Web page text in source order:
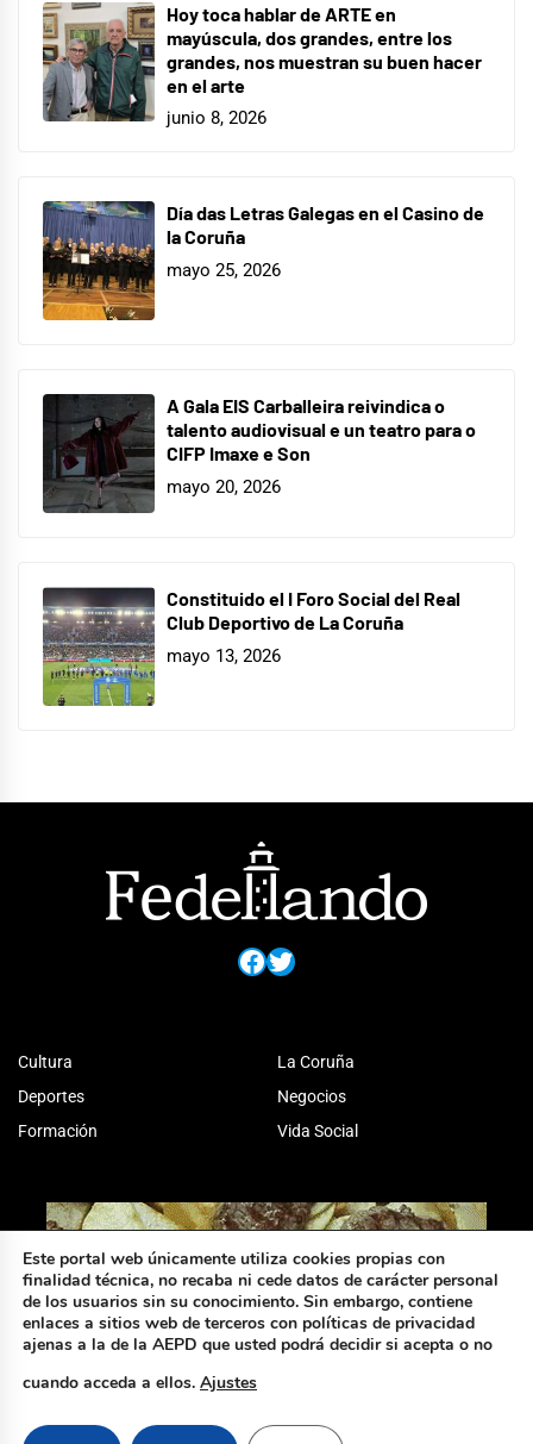
Hoy toca hablar de ARTE en
mayúscula, dos grandes, entre los
grandes, nos muestran su buen hacer
en el arte
junio 8, 2026
Día das Letras Galegas en el Casino de
la Coruña
mayo 25, 2026
A Gala EIS Carballeira reivindica o
talento audiovisual e un teatro para o
CIFP Imaxe e Son
mayo 20, 2026
Constituido el I Foro Social del Real
Club Deportivo de La Coruña
mayo 13, 2026
Facebook
Twitter
Cultura
Deportes
Formación
La Coruña
Negocios
Vida Social
Este portal web únicamente utiliza cookies propias con
finalidad técnica, no recaba ni cede datos de carácter personal
de los usuarios sin su conocimiento. Sin embargo, contiene
enlaces a sitios web de terceros con políticas de privacidad
ajenas a la de la AEPD que usted podrá decidir si acepta o no
cuando acceda a ellos. Ajustes